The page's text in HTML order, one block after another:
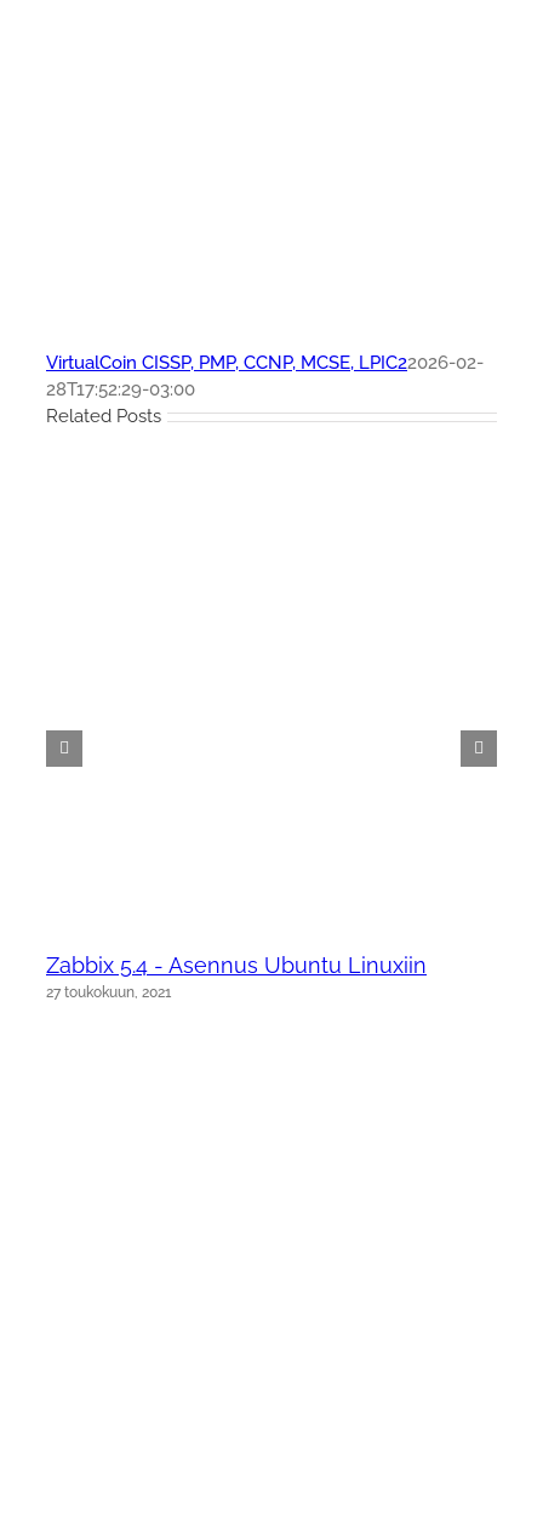
VirtualCoin CISSP, PMP, CCNP, MCSE, LPIC22026-02-
28T17:52:29-03:00
Related Posts
Zabbix 5.4 - Asennus Ubuntu Linuxiin
27 toukokuun, 2021